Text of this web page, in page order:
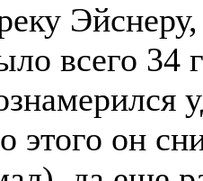
всего 34
этого он